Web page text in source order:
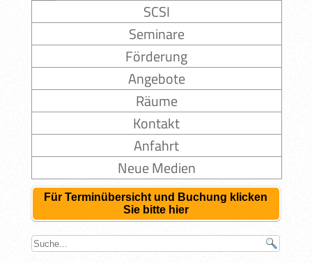
SCSI
Seminare
Förderung
Angebote
Räume
Kontakt
Anfahrt
Neue Medien
Für Terminübersicht und Buchung klicken
Sie bitte hier